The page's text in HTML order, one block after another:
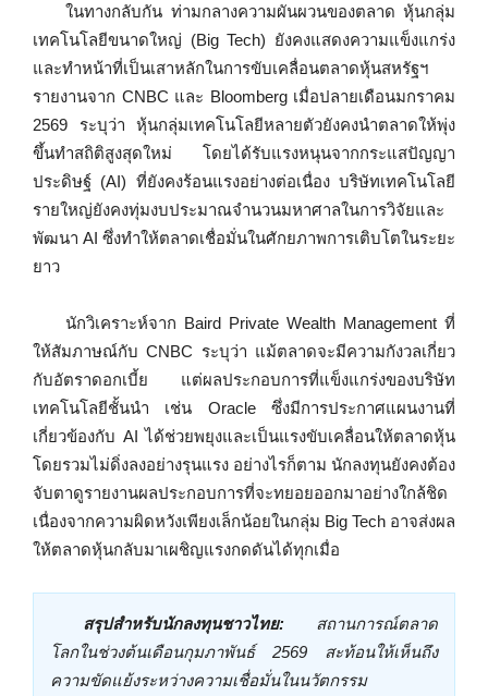
ในทางกลับกัน ท่ามกลางความผันผวนของตลาด หุ้นกลุ่ม
เทคโนโลยีขนาดใหญ่ (Big Tech) ยังคงแสดงความแข็งแกร่ง
และทำหน้าที่เป็นเสาหลักในการขับเคลื่อนตลาดหุ้นสหรัฐฯ
รายงานจาก CNBC และ Bloomberg เมื่อปลายเดือนมกราคม
2569 ระบุว่า หุ้นกลุ่มเทคโนโลยีหลายตัวยังคงนำตลาดให้พุ่ง
ขึ้นทำสถิติสูงสุดใหม่ โดยได้รับแรงหนุนจากกระแสปัญญา
ประดิษฐ์ (AI) ที่ยังคงร้อนแรงอย่างต่อเนื่อง บริษัทเทคโนโลยี
รายใหญ่ยังคงทุ่มงบประมาณจำนวนมหาศาลในการวิจัยและ
พัฒนา AI ซึ่งทำให้ตลาดเชื่อมั่นในศักยภาพการเติบโตในระยะ
ยาว
นักวิเคราะห์จาก Baird Private Wealth Management ที่
ให้สัมภาษณ์กับ CNBC ระบุว่า แม้ตลาดจะมีความกังวลเกี่ยว
กับอัตราดอกเบี้ย แต่ผลประกอบการที่แข็งแกร่งของบริษัท
เทคโนโลยีชั้นนำ เช่น Oracle ซึ่งมีการประกาศแผนงานที่
เกี่ยวข้องกับ AI ได้ช่วยพยุงและเป็นแรงขับเคลื่อนให้ตลาดหุ้น
โดยรวมไม่ดิ่งลงอย่างรุนแรง อย่างไรก็ตาม นักลงทุนยังคงต้อง
จับตาดูรายงานผลประกอบการที่จะทยอยออกมาอย่างใกล้ชิด
เนื่องจากความผิดหวังเพียงเล็กน้อยในกลุ่ม Big Tech อาจส่งผล
ให้ตลาดหุ้นกลับมาเผชิญแรงกดดันได้ทุกเมื่อ
สรุปสำหรับนักลงทุนชาวไทย: สถานการณ์ตลาด
โลกในช่วงต้นเดือนกุมภาพันธ์ 2569 สะท้อนให้เห็นถึง
ความขัดแย้งระหว่างความเชื่อมั่นในนวัตกรรม